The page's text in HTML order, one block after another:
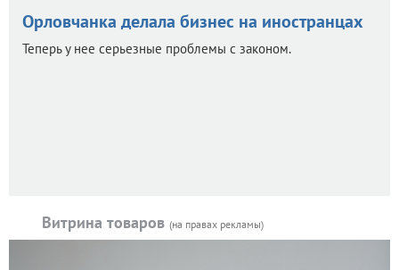
Орловчанка делала бизнес на иностранцах
Теперь у нее серьезные проблемы с законом.
Витрина товаров (на правах рекламы)